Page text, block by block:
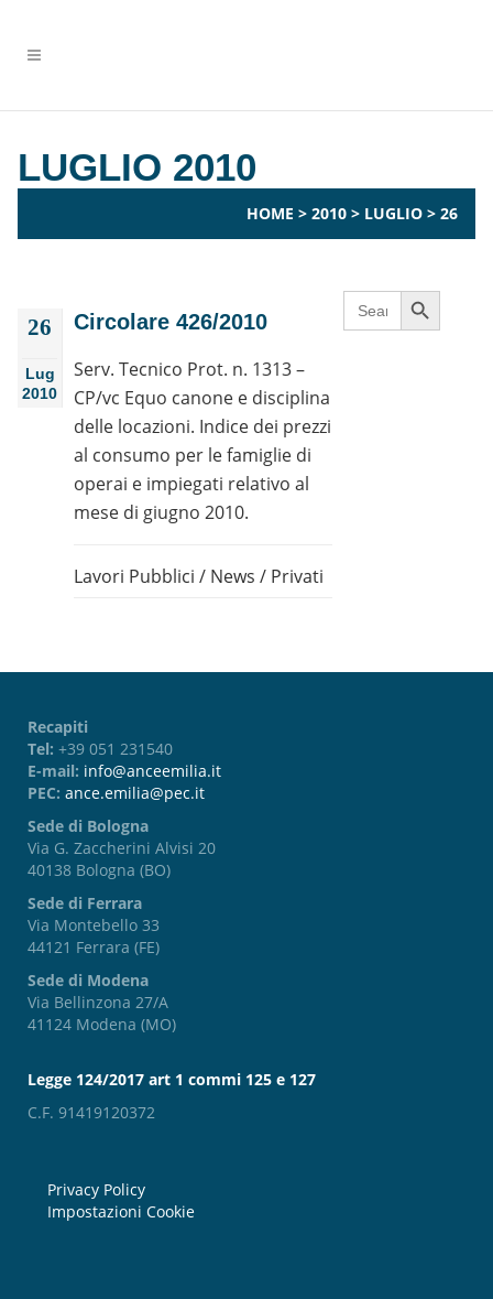
LUGLIO 2010
HOME > 2010 > LUGLIO > 26
26
Lug
2010
Circolare 426/2010
Serv. Tecnico Prot. n. 1313 –
CP/vc Equo canone e disciplina
delle locazioni. Indice dei prezzi
al consumo per le famiglie di
operai e impiegati relativo al
mese di giugno 2010.
Lavori Pubblici / News / Privati
Search
for:
Search Button
Recapiti
Tel: +39 051 231540
E-mail: info@anceemilia.it
PEC: ance.emilia@pec.it
Sede di Bologna
Via G. Zaccherini Alvisi 20
40138 Bologna (BO)
Sede di Ferrara
Via Montebello 33
44121 Ferrara (FE)
Sede di Modena
Via Bellinzona 27/A
41124 Modena (MO)
Legge 124/2017 art 1 commi 125 e 127
C.F. 91419120372
Privacy Policy
Impostazioni Cookie